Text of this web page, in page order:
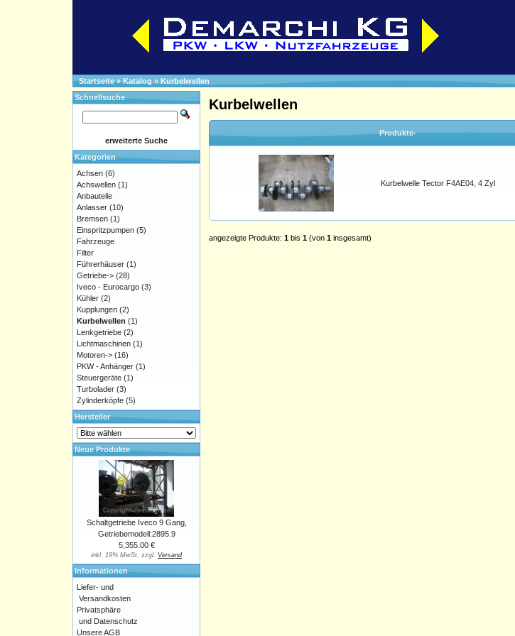
Startseite»Katalog » Kurbelwellen
Kurbelwellen
Produkte-
Kurbelwelle Tector F4AE04, 4 Zyl
angezeigte Produkte: 1 bis 1 (von 1 insgesamt)
Schnellsuche
erweiterte Suche
Kategorien
Achsen (6)
Achswellen (1)
Anbauteile
Anlasser (10)
Bremsen (1)
Einspritzpumpen (5)
Fahrzeuge
Filter
Führerhäuser (1)
Getriebe-> (28)
Iveco - Eurocargo (3)
Kühler (2)
Kupplungen (2)
Kurbelwellen (1)
Lenkgetriebe (2)
Lichtmaschinen (1)
Motoren-> (16)
PKW - Anhänger (1)
Steuergeräte (1)
Turbolader (3)
Zylinderköpfe (5)
Hersteller
Neue Produkte
Schaltgetriebe Iveco 9 Gang,
Getriebemodell:2895.9
5,355.00 €
inkl. 19% MwSt. zzgl. Versand
Informationen
Liefer- und
Versandkosten
Privatsphäre
und Datenschutz
Unsere AGB